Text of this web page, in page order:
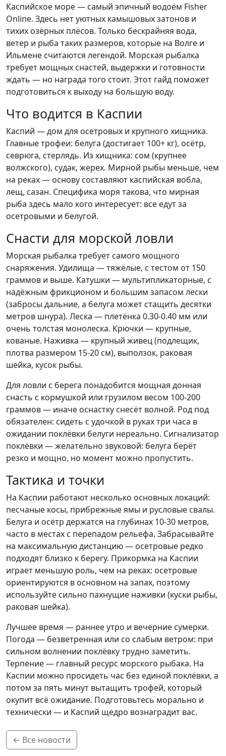
Каспийское море — самый эпичный водоём Fisher
Online. Здесь нет уютных камышовых затонов и
тихих озёрных плёсов. Только бескрайняя вода,
ветер и рыба таких размеров, которые на Волге и
Ильмене считаются легендой. Морская рыбалка
требует мощных снастей, выдержки и готовности
ждать — но награда того стоит. Этот гайд поможет
подготовиться к выходу на большую воду.
Что водится в Каспии
Каспий — дом для осетровых и крупного хищника.
Главные трофеи: белуга (достигает 100+ кг), осётр,
севрюга, стерлядь. Из хищника: сом (крупнее
волжского), судак, жерех. Мирной рыбы меньше, чем
на реках — основу составляют каспийская вобла,
лещ, сазан. Специфика моря такова, что мирная
рыба здесь мало кого интересует: все едут за
осетровыми и белугой.
Снасти для морской ловли
Морская рыбалка требует самого мощного
снаряжения. Удилища — тяжёлые, с тестом от 150
граммов и выше. Катушки — мультипликаторные, с
надёжным фрикционом и большим запасом лески
(забросы дальние, а белуга может стащить десятки
метров шнура). Леска — плетёнка 0.30-0.40 мм или
очень толстая монолеска. Крючки — крупные,
кованые. Наживка — крупный живец (подлещик,
плотва размером 15-20 см), выползок, раковая
шейка, кусок рыбы.
Для ловли с берега понадобится мощная донная
снасть с кормушкой или грузилом весом 100-200
граммов — иначе оснастку снесёт волной. Род под
обязателен: сидеть с удочкой в руках три часа в
ожидании поклёвки белуги нереально. Сигнализатор
поклёвки — желательно звуковой: белуга берёт
резко и мощно, но момент можно пропустить.
Тактика и точки
На Каспии работают несколько основных локаций:
песчаные косы, прибрежные ямы и русловые свалы.
Белуга и осётр держатся на глубинах 10-30 метров,
часто в местах с перепадом рельефа. Забрасывайте
на максимальную дистанцию — осетровые редко
подходят близко к берегу. Прикормка на Каспии
играет меньшую роль, чем на реках: осетровые
ориентируются в основном на запах, поэтому
используйте сильно пахнущие наживки (куски рыбы,
раковая шейка).
Лучшее время — раннее утро и вечерние сумерки.
Погода — безветренная или со слабым ветром: при
сильном волнении поклёвку трудно заметить.
Терпение — главный ресурс морского рыбака. На
Каспии можно просидеть час без единой поклёвки, а
потом за пять минут вытащить трофей, который
окупит всё ожидание. Подготовьтесь морально и
технически — и Каспий щедро вознаградит вас.
← Все новости